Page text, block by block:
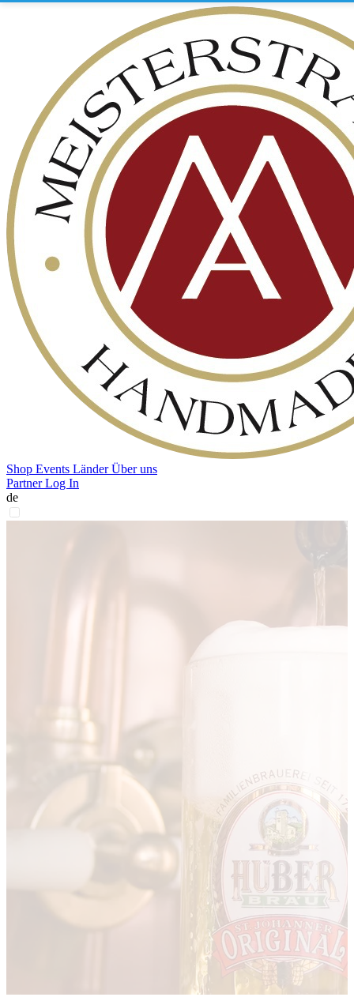
Shop Events LänderÜber uns
Partner Log In
de